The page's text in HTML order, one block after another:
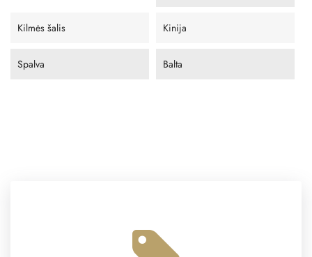
Kilmės šalis Kinija
Spalva Balta